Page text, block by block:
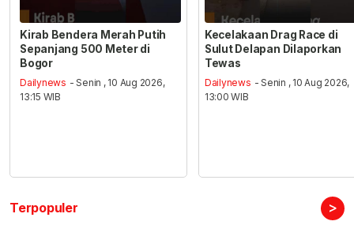
Kirab Bendera Merah Putih
Sepanjang 500 Meter di
Bogor
Dailynews - Senin , 10 Aug 2026,
13:15 WIB
Kecelakaan Drag Race di
Sulut Delapan Dilaporkan
Tewas
Dailynews - Senin , 10 Aug 2026,
13:00 WIB
Terpopuler >